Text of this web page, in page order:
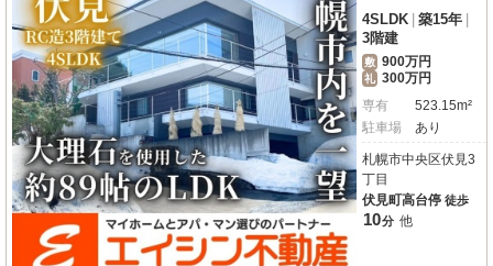
4SLDK 築15年
3階建
敷 900万円
礼 300万円
専有
523.15m²
駐車場
あり
札幌市中央区伏見3
丁目
伏見町高台停 徒歩
10分 他